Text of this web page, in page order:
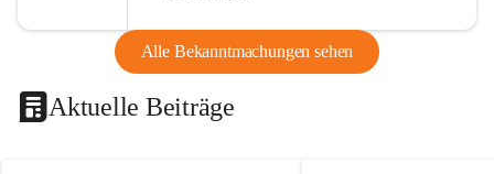
Alle Bekanntmachungen sehen
Aktuelle Beiträge